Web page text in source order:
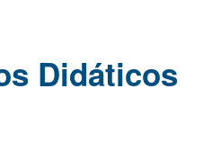
Didáticos